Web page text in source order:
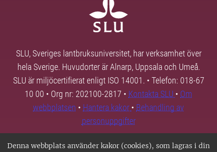
Denna webbplats använder kakor (cookies), som lagras i din
SLU, Sveriges lantbruksuniversitet, har verksamhet över
hela Sverige. Huvudorter är Alnarp, Uppsala och Umeå.
SLU är miljöcertifierat enligt ISO 14001. • Telefon: 018-67
10 00 • Org nr: 202100-2817 • Kontakta SLU • Om
webbplatsen • Hantera kakor • Behandling av
personuppgifter